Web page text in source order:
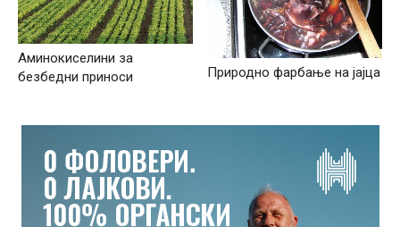
Аминокиселини за
безбедни приноси
Природно фарбање на јајца